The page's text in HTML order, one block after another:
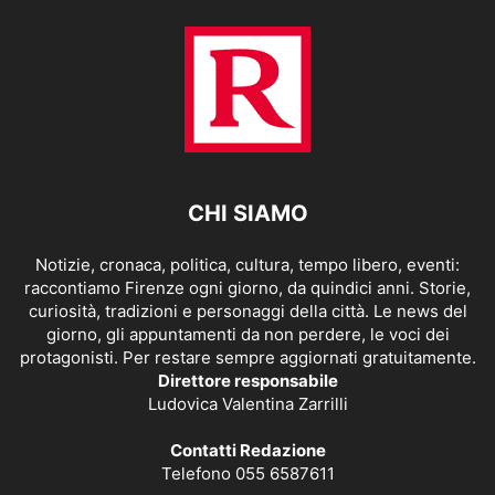
CHI SIAMO
Notizie, cronaca, politica, cultura, tempo libero, eventi:
raccontiamo Firenze ogni giorno, da quindici anni. Storie,
curiosità, tradizioni e personaggi della città. Le news del
giorno, gli appuntamenti da non perdere, le voci dei
protagonisti. Per restare sempre aggiornati gratuitamente.
Direttore responsabile
Ludovica Valentina Zarrilli
Contatti Redazione
Telefono 055 6587611